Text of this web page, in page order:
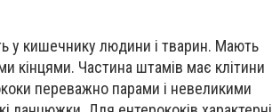
у кишечнику людини і тварин. Мають
кінцями. Частина штамів має клітини
переважно парами і невеликими